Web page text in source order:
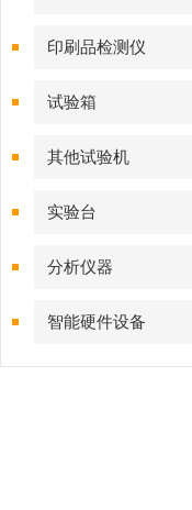
印刷品检测仪
试验箱
其他试验机
实验台
分析仪器
智能硬件设备